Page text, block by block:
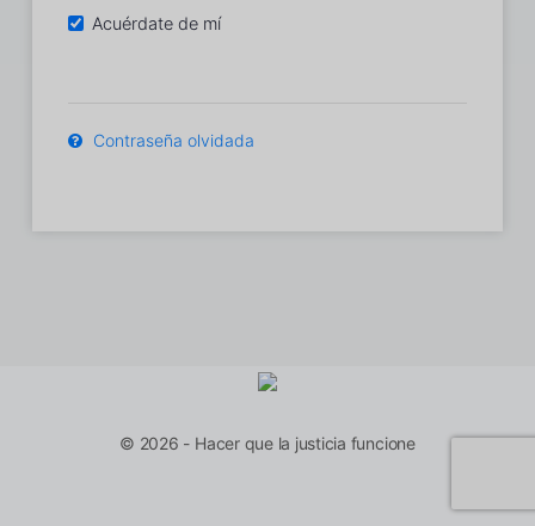
Acuérdate de mí
Contraseña olvidada
© 2026 - Hacer que la justicia funcione